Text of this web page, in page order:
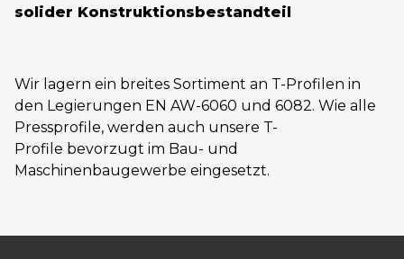
solider Konstruktionsbestandteil
Wir lagern ein breites Sortiment an T-Profilen in
den Legierungen EN AW-6060 und 6082. Wie alle
Pressprofile, werden auch unsere T-
Profile bevorzugt im Bau- und
Maschinenbaugewerbe eingesetzt.